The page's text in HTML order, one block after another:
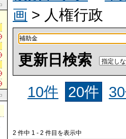
画 > 人権行政
更新日検索
10件
20件
2 件中 1 - 2 件目を表示中